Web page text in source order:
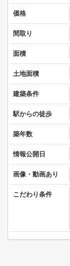
価格
間取り
面積
土地面積
建築条件
駅からの徒歩
築年数
情報公開日
画像・動画あり
こだわり条件